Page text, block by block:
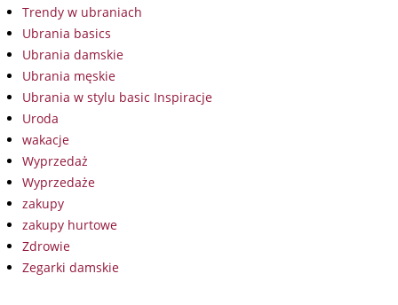
Trendy w ubraniach
Ubrania basics
Ubrania damskie
Ubrania męskie
Ubrania w stylu basic Inspiracje
Uroda
wakacje
Wyprzedaż
Wyprzedaże
zakupy
zakupy hurtowe
Zdrowie
Zegarki damskie